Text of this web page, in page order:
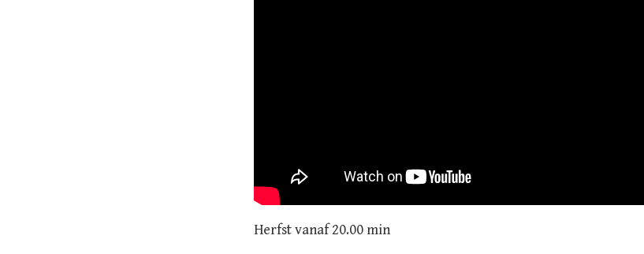
Herfst vanaf 20.00 min